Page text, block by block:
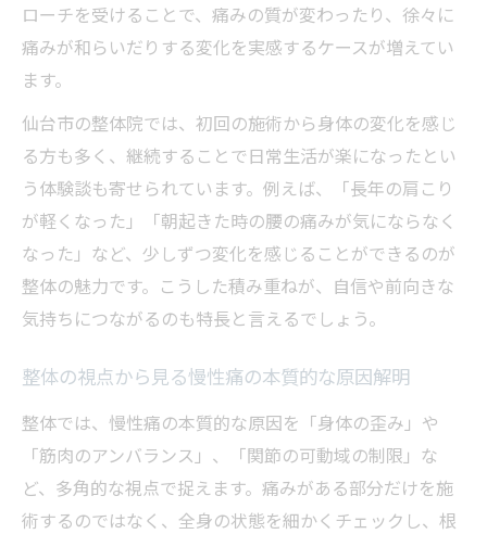
ローチを受けることで、痛みの質が変わったり、徐々に
痛みが和らいだりする変化を実感するケースが増えてい
ます。
仙台市の整体院では、初回の施術から身体の変化を感じ
る方も多く、継続することで日常生活が楽になったとい
う体験談も寄せられています。例えば、「長年の肩こり
が軽くなった」「朝起きた時の腰の痛みが気にならなく
なった」など、少しずつ変化を感じることができるのが
整体の魅力です。こうした積み重ねが、自信や前向きな
気持ちにつながるのも特長と言えるでしょう。
整体の視点から見る慢性痛の本質的な原因解明
整体では、慢性痛の本質的な原因を「身体の歪み」や
「筋肉のアンバランス」、「関節の可動域の制限」な
ど、多角的な視点で捉えます。痛みがある部分だけを施
術するのではなく、全身の状態を細かくチェックし、根